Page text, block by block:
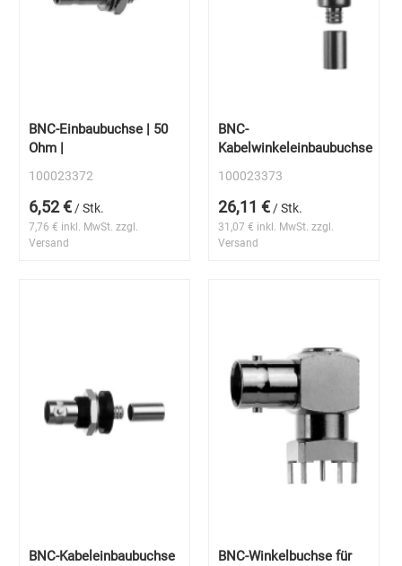
BNC-Einbaubuchse | 50
Ohm |
100023372
6,52 € / Stk.
7,76 € inkl. MwSt. zzgl.
Versand
BNC-
Kabelwinkeleinbaubuchse
100023373
26,11 € / Stk.
31,07 € inkl. MwSt. zzgl.
Versand
BNC-Kabeleinbaubuchse
BNC-Winkelbuchse für